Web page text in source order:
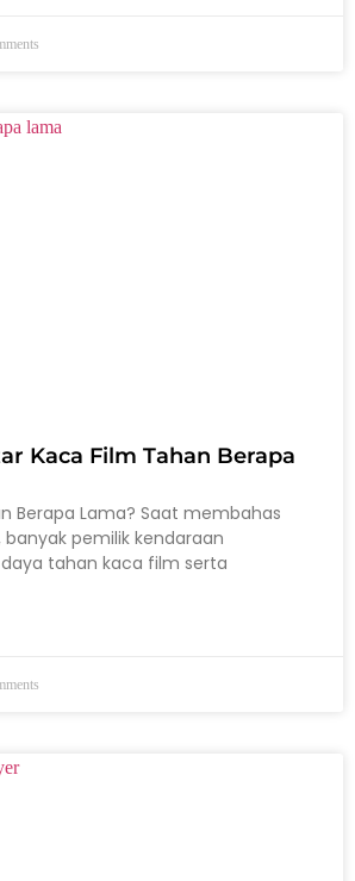
Kaca Film Tahan Berapa
Berapa Lama? Saat membahas
pemilik kendaraan
tahan kaca film serta